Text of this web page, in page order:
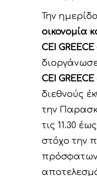
Την
οικονομία
CEI GREECE
CEI GREECE
διεθνούς
την
τις 11.30
στόχο την